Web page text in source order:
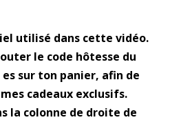
utilisé dans cette vidéo.
le code hôtesse du
sur ton panier, afin de
cadeaux exclusifs.
la colonne de droite de